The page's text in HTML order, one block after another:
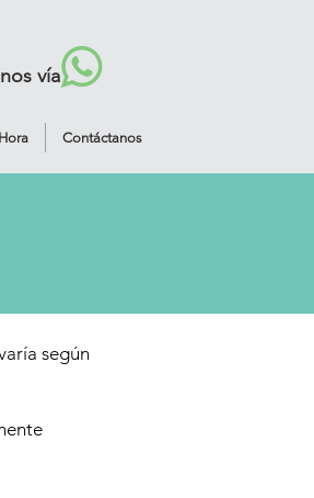
vía
Contáctanos
según